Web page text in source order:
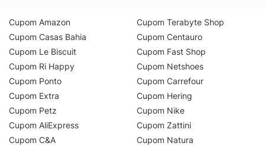
Cupom Amazon
Cupom Casas Bahia
Cupom Le Biscuit
Cupom Ri Happy
Cupom Ponto
Cupom Extra
Cupom Petz
Cupom AliExpress
Cupom C&A
Cupom Terabyte Shop
Cupom Centauro
Cupom Fast Shop
Cupom Netshoes
Cupom Carrefour
Cupom Hering
Cupom Nike
Cupom Zattini
Cupom Natura